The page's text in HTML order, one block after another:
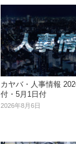
カヤバ・人事情報
付・5月1日付
2026年8月6日